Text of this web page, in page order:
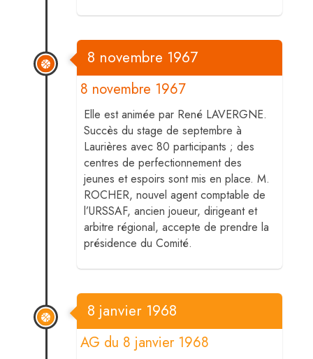
8 novembre 1967
8 novembre 1967
Elle est animée par René LAVERGNE.
Succès du stage de septembre à
Laurières avec 80 participants ; des
centres de perfectionnement des
jeunes et espoirs sont mis en place. M.
ROCHER, nouvel agent comptable de
l’URSSAF, ancien joueur, dirigeant et
arbitre régional, accepte de prendre la
présidence du Comité.
AG du 8 janvier 1968
8 janvier 1968